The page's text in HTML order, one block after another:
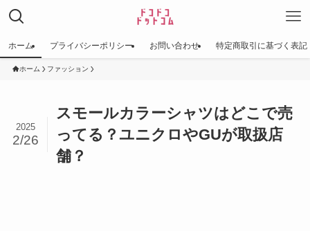
ホーム プライバシーポリシー お問い合わせ 特定商取引に基づく表記
ホーム ファッション
スモールカラーシャツはどこで売
ってる？ユニクロやGUが取扱店
舗？
2025
2/26